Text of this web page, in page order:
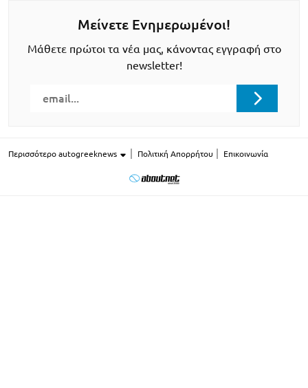
Μείνετε Ενημερωμένοι!
Μάθετε πρώτοι τα νέα μας, κάνοντας εγγραφή στο
newsletter!
Περισσότερο autogreeknews Πολιτική Απορρήτου Επικοινωνία